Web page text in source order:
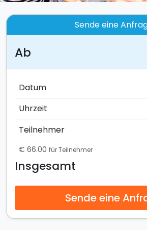
Sende eine
Ab
Datum
Uhrzeit
Teilnehmer
€ 66.00 für Teilnehmer
Insgesamt
Sende eine